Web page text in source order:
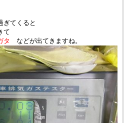
ぎてくると
て
タ などが出てきますね。